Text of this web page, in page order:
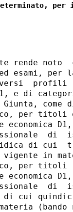
per
rende noto
per
profili
e di
per titoli
economica
di
di cui
vigente in
per titoli
economica
di
di cui